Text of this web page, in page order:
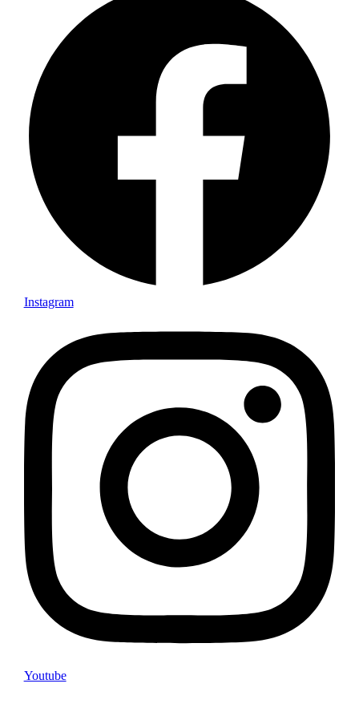
Instagram
Youtube